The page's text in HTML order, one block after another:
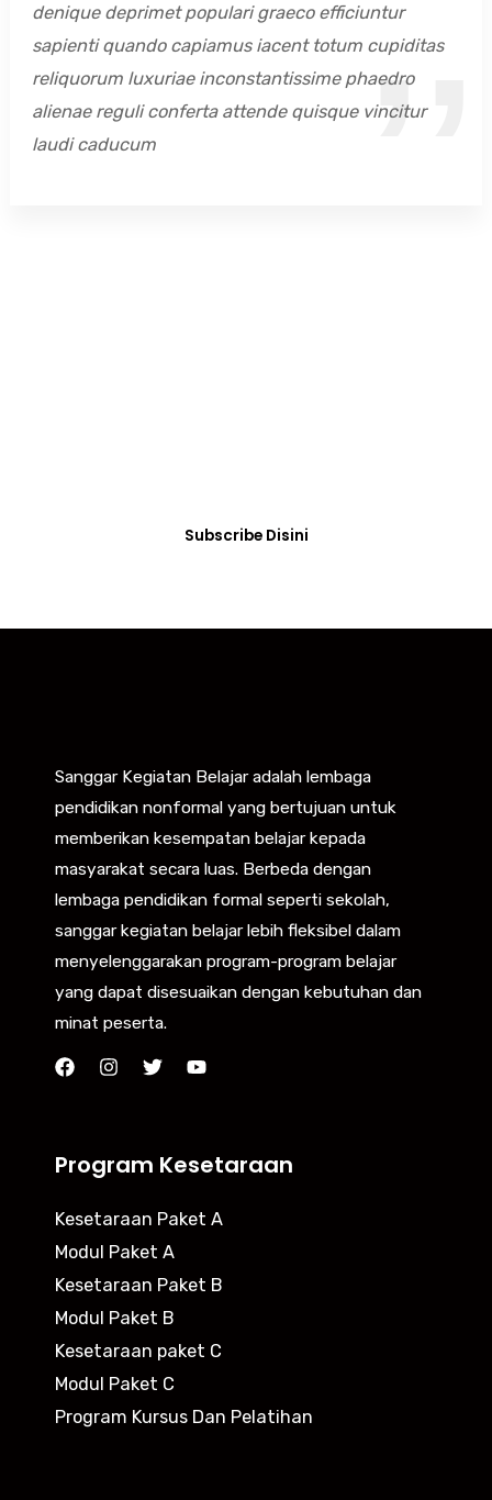
denique deprimet populari graeco efficiuntur
sapienti quando capiamus iacent totum cupiditas
reliquorum luxuriae inconstantissime phaedro
alienae reguli conferta attende quisque vincitur
laudi caducum
Subscribe Disini
Sanggar Kegiatan Belajar adalah lembaga
pendidikan nonformal yang bertujuan untuk
memberikan kesempatan belajar kepada
masyarakat secara luas. Berbeda dengan
lembaga pendidikan formal seperti sekolah,
sanggar kegiatan belajar lebih fleksibel dalam
menyelenggarakan program-program belajar
yang dapat disesuaikan dengan kebutuhan dan
minat peserta.
Program Kesetaraan
Kesetaraan Paket A
Modul Paket A
Kesetaraan Paket B
Modul Paket B
Kesetaraan paket C
Modul Paket C
Program Kursus Dan Pelatihan